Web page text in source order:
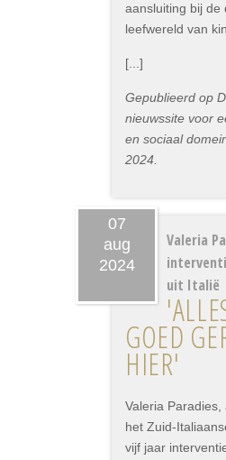
aansluiting bij de
leefwereld van
[...]
Gepublieerd op
nieuwssite voor
en sociaal
2024.
07
aug
2024
Valeria
uit Italië
GOED
HIER'
Valeria Paradies,
het Zuid-
vijf jaar